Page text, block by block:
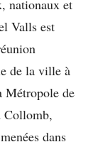
nationaux et
Valls est
de la ville à
Métropole de
Collomb,
dans